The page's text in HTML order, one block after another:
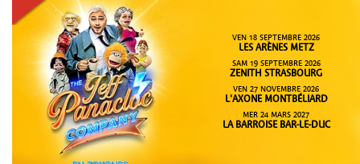
VEN 18 SEPTEMBRE 2026
LES ARÈNES METZ
SAM 19 SEPTEMBRE 2026
ZENITH STRASBOURG
VEN 27 NOVEMBRE 2026
L'AXONE MONTBÉLIARD
MER 24 MARS 2027
LA BARROISE BAR-LE-DUC